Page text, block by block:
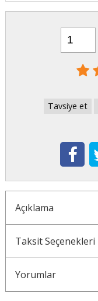
Tavsiye et
Açıklama
Taksit Seçenekleri
Yorumlar